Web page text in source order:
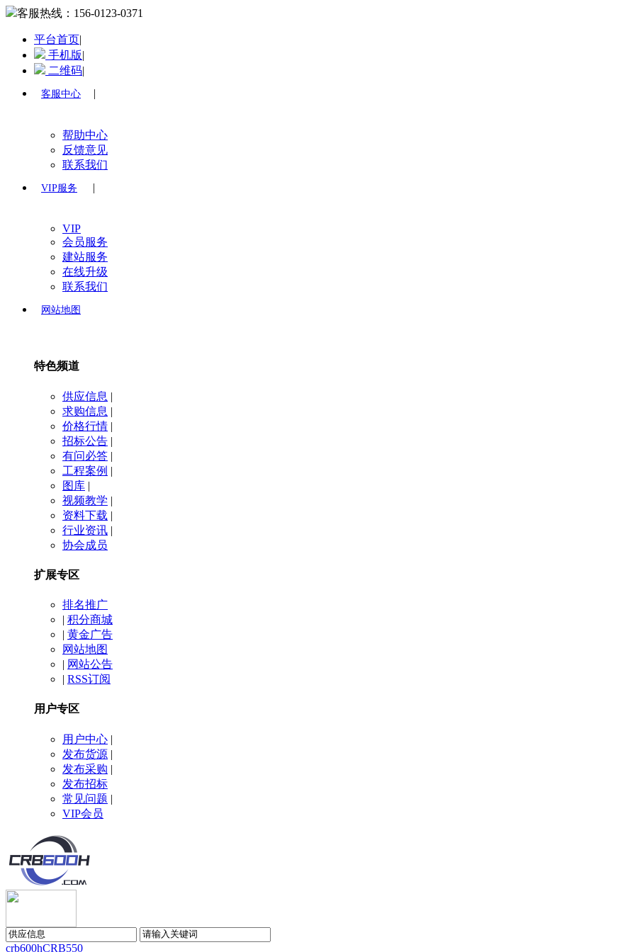
客服热线： 156-0123-0371
平台首页|
手机版|
二维码|
客服中心 |
帮助中心
反馈意见
联系我们
VIP服务 |
VIP
会员服务
建站服务
在线升级
联系我们
网站地图
特色频道
供应信息 |
求购信息 |
价格行情 |
招标公告 |
有问必答 |
工程案例 |
图库 |
视频教学 |
资料下载 |
行业资讯 |
协会成员
扩展专区
排名推广
| 积分商城
| 黄金广告
网站地图
| 网站公告
| RSS订阅
用户专区
用户中心 |
发布货源 |
发布采购 |
发布招标
常见问题 |
VIP会员
crb600hCRB550